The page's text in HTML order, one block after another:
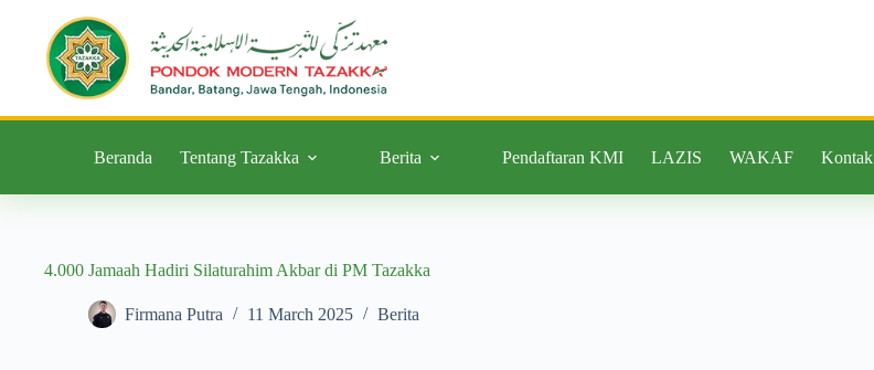
Beranda Tentang Tazakka Berita Pendaftaran KMI LAZIS WAKAF Kontak
4.000 Jamaah Hadiri Silaturahim Akbar di PM Tazakka
Firmana Putra 11 March 2025 Berita